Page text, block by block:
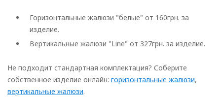
Горизонтальные жалюзи "белые" от 160грн. за
изделие.
Вертикальные жалюзи "Line" от 327грн. за изделие.
Не подходит стандартная комплектация? Соберите
собственное изделие онлайн: горизонтальные жалюзи,
вертикальные жалюзи.